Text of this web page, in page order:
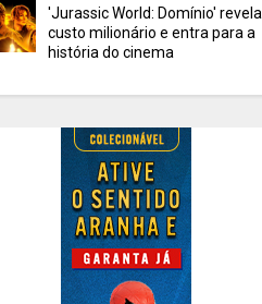
'Jurassic World: Domínio' revela
custo milionário e entra para a
história do cinema